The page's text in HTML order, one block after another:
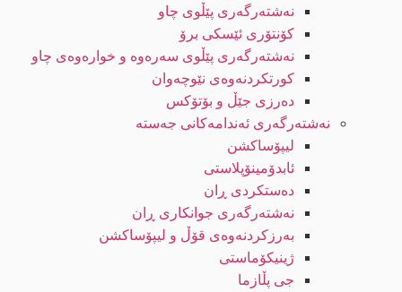
نەشتەرگەری پێڵوی چاو
کۆنتۆری ئێسکی برۆ
نەشتەرگەری پێڵوی سەرەوە و خوارەوەی چاو
کورتکردنەوەی نێوچەوان
دەرزی جێڵ و بۆتۆکس
نەشتەرگەری ئەندامەکانی جەستە
لیپۆساکشن
ئابدۆمینۆپلاستی
دەستکردی ڕان
نەشتەرگەری جوانکاری ڕان
بەرزکردنەوەی قۆڵ و لیپۆساکشن
ژینیکۆماستی
جی پڵازما